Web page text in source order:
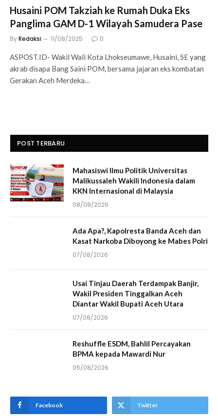
Husaini POM Takziah ke Rumah Duka Eks
Panglima GAM D-1 Wilayah Samudera Pase
ByRedaksi 11/08/2025 0
ASPOST.ID- Wakil Wali Kota Lhokseumawe, Husaini, SE yang
akrab disapa Bang Saini POM, bersama jajaran eks kombatan
Gerakan Aceh Merdeka…
POST TERBARU
Mahasiswi Ilmu Politik Universitas
Malikussaleh Wakili Indonesia dalam
KKN Internasional di Malaysia
08/08/2026
Ada Apa?, Kapolresta Banda Aceh dan
Kasat Narkoba Diboyong ke Mabes Polri
07/08/2026
Usai Tinjau Daerah Terdampak Banjir,
Wakil Presiden Tinggalkan Aceh
Diantar Wakil Bupati Aceh Utara
07/08/2026
Reshuffle ESDM, Bahlil Percayakan
BPMA kepada Mawardi Nur
05/08/2026
Facebook Twitter